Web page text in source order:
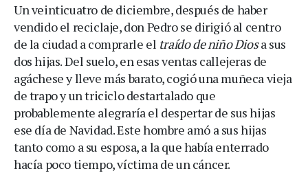
Un veinticuatro de diciembre, después de haber
vendido el reciclaje, don Pedro se dirigió al centro
de la ciudad a comprarle el traído de niño Diosa sus
dos hijas. Del suelo, en esas ventas callejeras de
agáchese y lleve más barato, cogió una muñeca vieja
de trapo y un triciclo destartalado que
probablemente alegraría el despertar de sus hijas
ese día de Navidad. Este hombre amó a sus hijas
tanto como a su esposa, a la que había enterrado
hacía poco tiempo, víctima de un cáncer.